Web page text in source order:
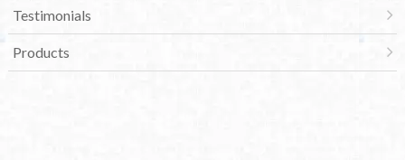
Testimonials
Products